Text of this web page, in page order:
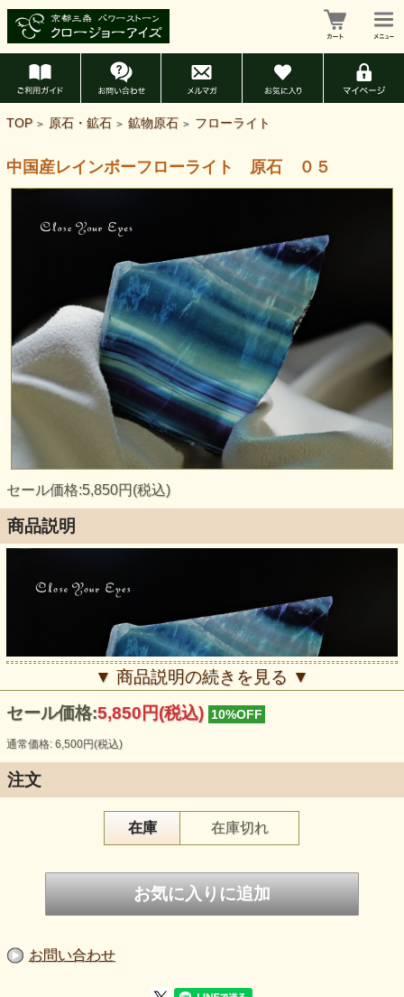
TOP > 原石・鉱石 > 鉱物原石 > フローライト
中国産レインボーフローライト 原石 ０５
セール価格:5,850円(税込)
商品説明
形状や色からまさに自由な石という印象ですが、
石の意味も子供の時の無邪気さなど、自由がテーマの石で
子供頃に戻ったかのような気持ちにさせてくれるような石で
▼ 商品説明の続きを見る ▼
セール価格:5,850円(税込) 10%OFF
通常価格: 6,500円(税込)
注文
在庫 在庫切れ
お問い合わせ